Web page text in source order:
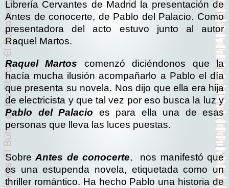
Librería Cervantes de Madrid la presentación de
Antes de conocerte, de Pablo del Palacio. Como
presentadora del acto estuvo junto al autor
Raquel Martos.
Raquel Martos comenzó diciéndonos que la
hacía mucha ilusión acompañarlo a Pablo el día
que presenta su novela. Nos dijo que ella era hija
de electricista y que tal vez por eso busca la luz y
Pablo del Palacio es para ella una de esas
personas que lleva las luces puestas.
SobreAntes de conocerte, nos manifestó que
es una estupenda novela, etiquetada como un
thriller romántico. Ha hecho Pablo una historia de